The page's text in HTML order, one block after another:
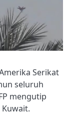
Serikat
seluruh
mengutip